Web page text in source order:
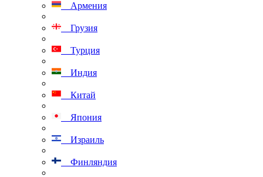
Армения
Грузия
Турция
Индия
Китай
Япония
Израиль
Финляндия